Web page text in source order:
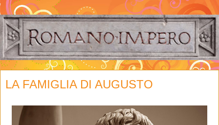
LA FAMIGLIA DI AUGUSTO